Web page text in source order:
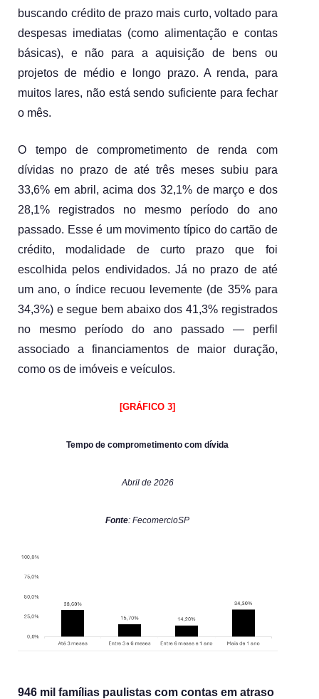
buscando crédito de prazo mais curto, voltado para
despesas imediatas (como alimentação e contas
básicas), e não para a aquisição de bens ou
projetos de médio e longo prazo. A renda, para
muitos lares, não está sendo suficiente para fechar
o mês.
O tempo de comprometimento de renda com
dívidas no prazo de até três meses subiu para
33,6% em abril, acima dos 32,1% de março e dos
28,1% registrados no mesmo período do ano
passado. Esse é um movimento típico do cartão de
crédito, modalidade de curto prazo que foi
escolhida pelos endividados. Já no prazo de até
um ano, o índice recuou levemente (de 35% para
34,3%) e segue bem abaixo dos 41,3% registrados
no mesmo período do ano passado — perfil
associado a financiamentos de maior duração,
como os de imóveis e veículos.
[GRÁFICO 3]
Tempo de comprometimento com dívida
Abril de 2026
Fonte: FecomercioSP
946 mil famílias paulistas com contas em atraso